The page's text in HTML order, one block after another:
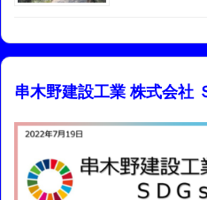
串木野建設工業 株式会社